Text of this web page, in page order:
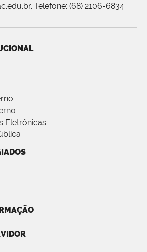
Telefone: (68) 2106-6834
Eletrônicas